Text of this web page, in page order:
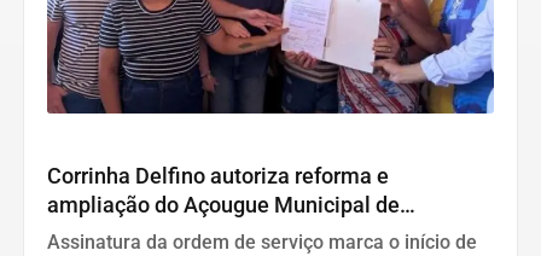
Corrinha Delfino autoriza reforma e
ampliação do Açougue Municipal de
Cajazeiras
Assinatura da ordem de serviço marca o início de